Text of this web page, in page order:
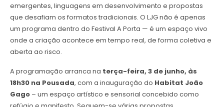
emergentes, linguagens em desenvolvimento e propostas
que desafiam os formatos tradicionais. O LJG não é apenas
um programa dentro do Festival A Porta — é um espaço vivo
onde a criação acontece em tempo real, de forma coletiva e
aberta ao risco.
A programação arranca na terça-feira, 3 de junho, às
18h30 na Pousada, com a inauguração do Habitat João
Gago– um espaço artístico e sensorial concebido como